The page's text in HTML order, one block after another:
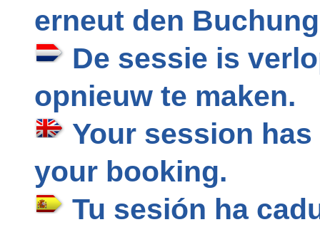
erneut den
De sessie is
opnieuw te maken.
Your session
your booking.
Tu sesión ha